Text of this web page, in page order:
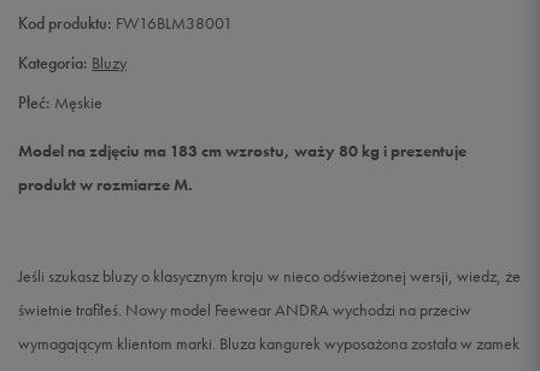
Kod produktu: FW16BLM38001
Kategoria: Bluzy
Płeć: Męskie
Model na zdjęciu ma 183 cm wzrostu, waży 80 kg i prezentuje
produkt w rozmiarze M.
Jeśli szukasz bluzy o klasycznym kroju w nieco odświeżonej wersji, wiedz, że
świetnie trafiłeś. Nowy model Feewear ANDRA wychodzi na przeciw
wymagającym klientom marki. Bluza kangurek wyposażona została w zamek